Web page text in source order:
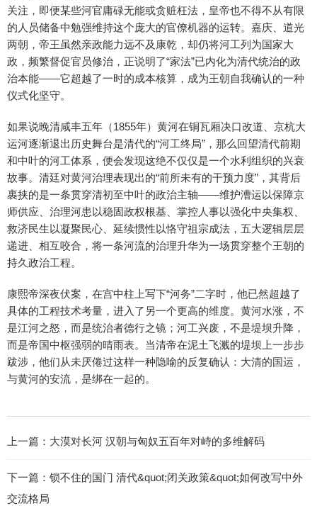
关注，即便某些河官庸碌无能或贪赃枉法，皇帝也不得不从有限
的人员储备中勉强维持这个庞大的官僚机器的运转。嘉庆、道光
两朝，帝王虽然亲政能力远不及康乾，却仍将河工列为国家大
政，频繁督促官员修治，正说明了“家法”已内化为清代统治的政
治本能——它超越了一时的成本核算，成为王朝自我确认的一种
仪式化坚守。
如果说晚清咸丰五年（1855年）黄河在铜瓦厢决口改道、京杭大
运河逐渐退出历史舞台是清代的“河工终局”，那么回望清代前期
和中叶的河工体系，便会发现这绝不仅仅是一个水利组织的兴衰
故事。清廷对黄河治理表现出的“前所未有的干预力度”，其背后
裹挟的是一条贯穿清初至中叶的政治主轴——维护漕运以保障京
师供应、治理河患以稳固政权根基、掌控人事以强化中央集权、
救济民生以凝聚民心、延续惯性以恪守祖宗成法，五大逻辑层层
递进、相互咬合，将一条河流的治理升华为一场贯穿整个王朝的
持久政治工程。
康熙帝深夜伏案，在宫中柱上写下“河务”二字时，他已然超越了
具体的工程技术考量，进入了另一个更高的维度。黄河水涨，不
是江河之怒，而是统治者德行之镜；河工兴废，不是堤坝升降，
而是帝国中枢强弱的晴雨表。当清帝在泥土飞溅的堤坝上一步步
跋涉，他们从未厌倦过这样一种隐喻的反复确认：大清的国运，
与黄河的安流，是绑在一起的。
上一篇： 大漠对长河 汉朝与匈奴五百年对峙的多维解码
下一篇： 锁不住的国门 清代&quot;闭关政策&quot;如何改写中外
交流格局